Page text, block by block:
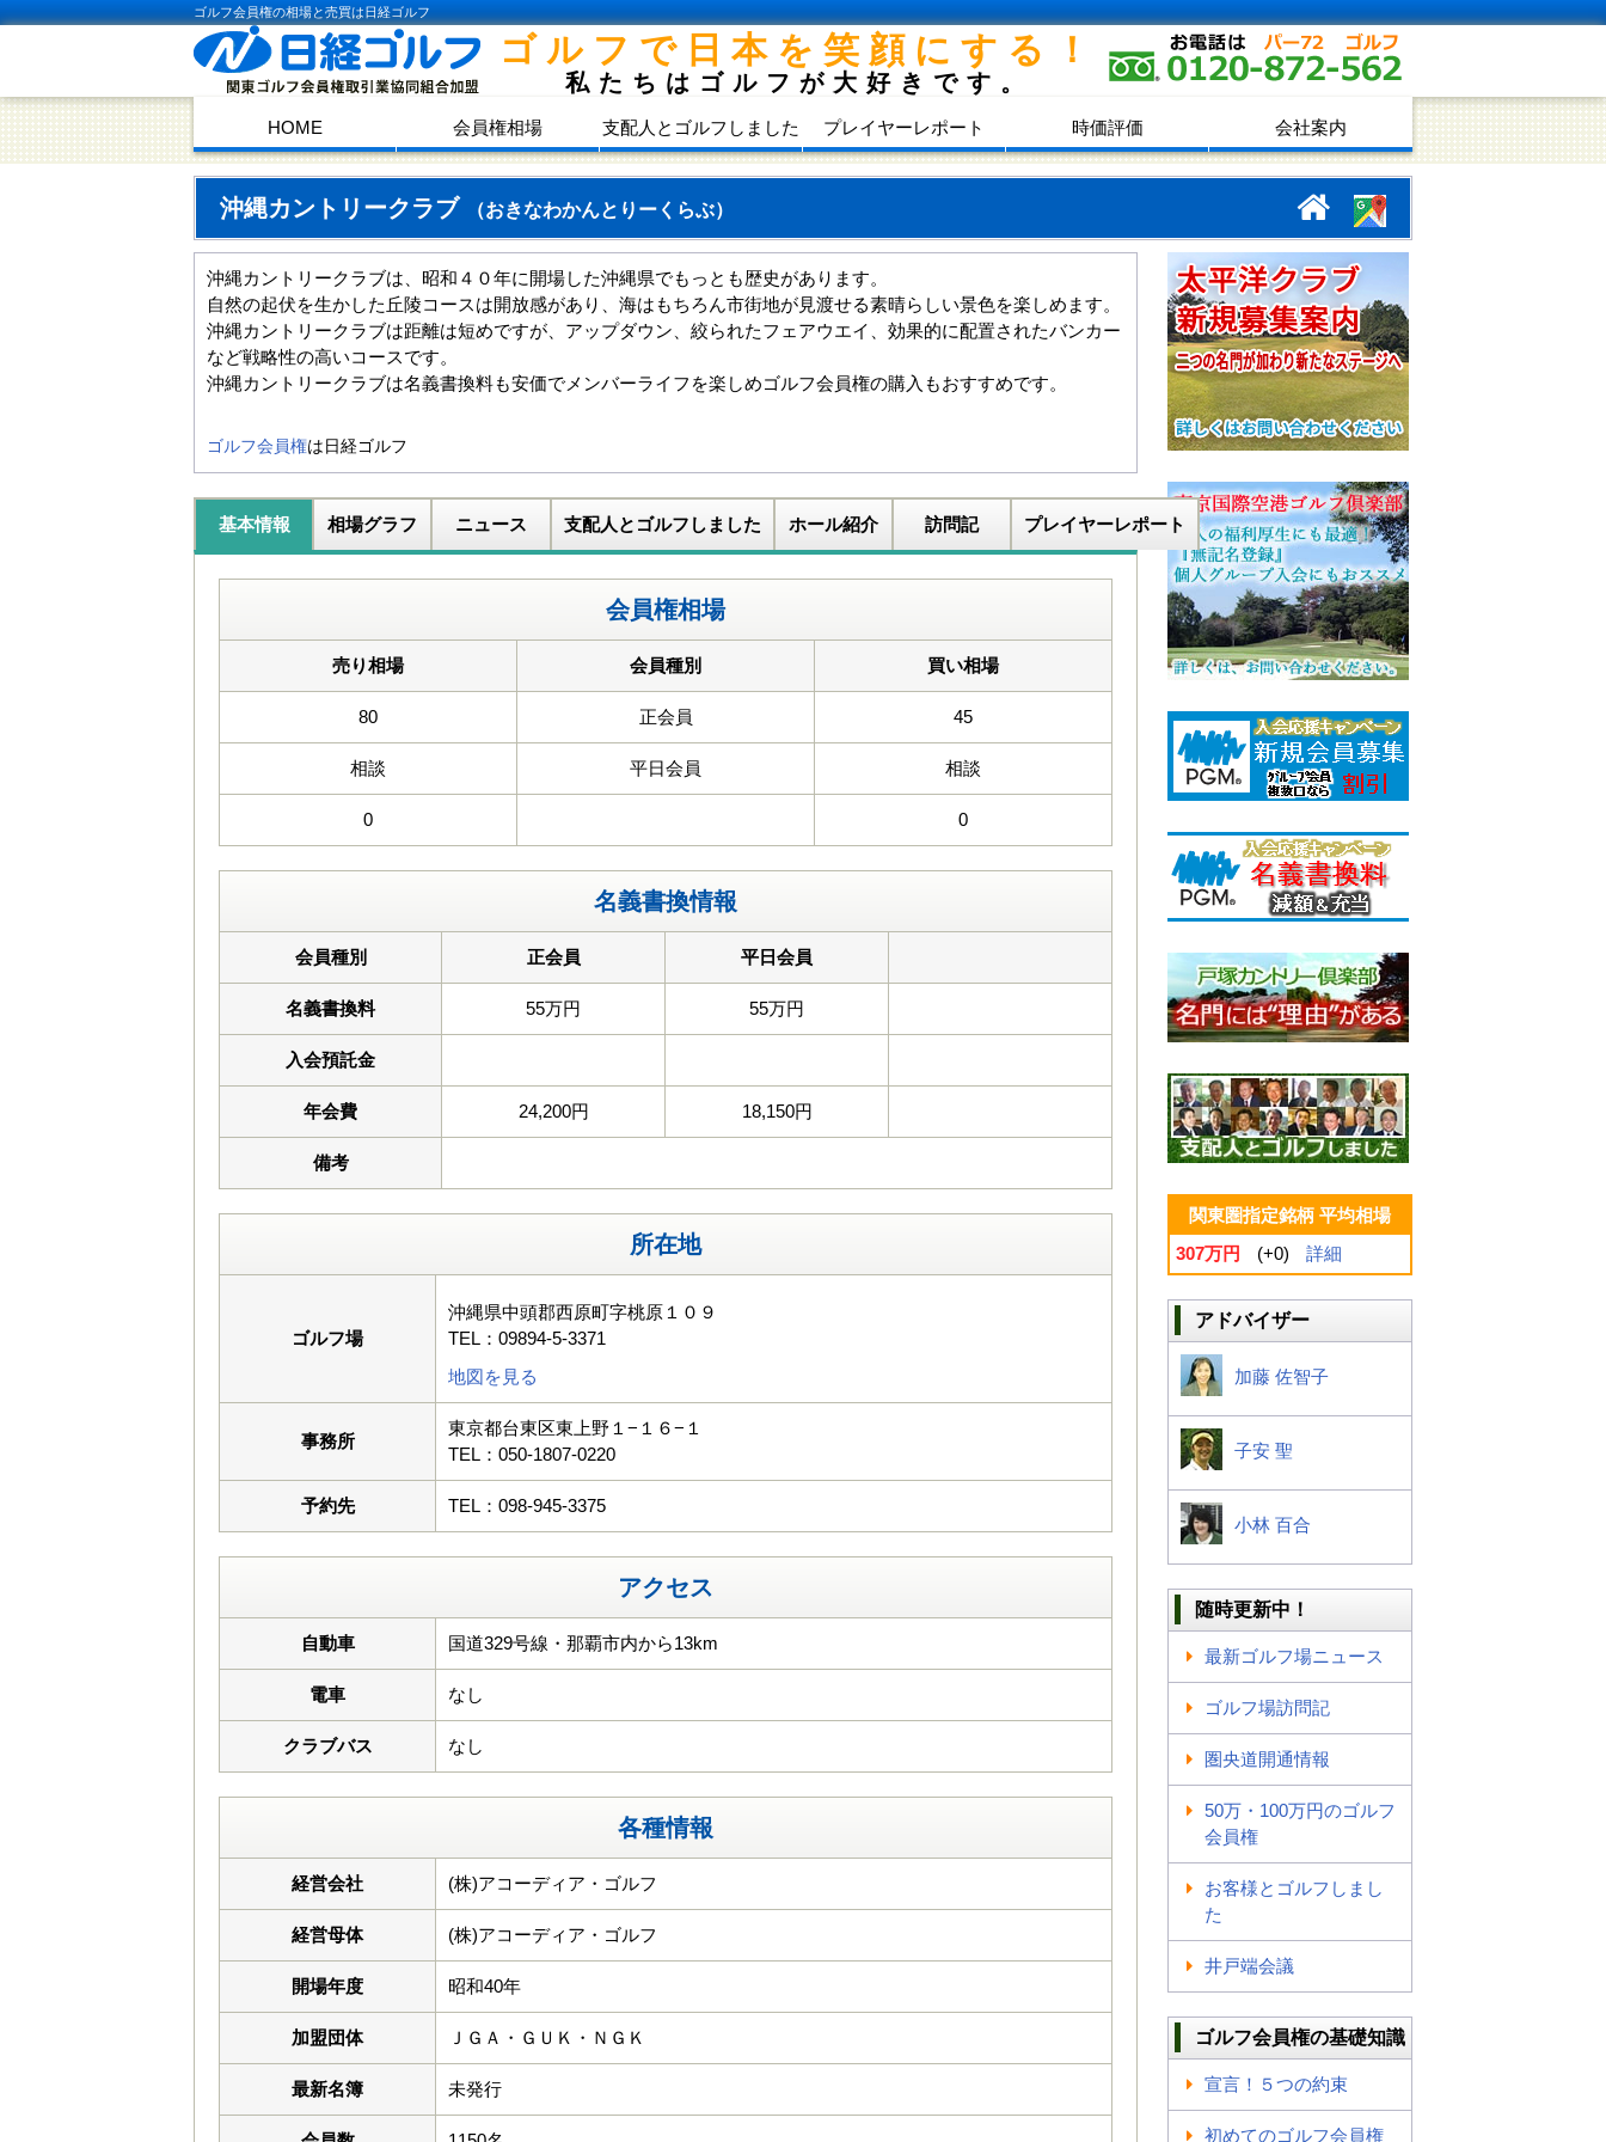
ゴルフ会員権の相場と売買は日経ゴルフ
ゴルフで日本を笑顔にする！
私たちはゴルフが大好きです。
HOME 会員権相場 支配人とゴルフしました プレイヤーレポート 時価評価 会社案内
沖縄カントリークラブ （おきなわかんとりーくらぶ）
沖縄カントリークラブは、昭和４０年に開場した沖縄県でもっとも歴史があります。
自然の起伏を生かした丘陵コースは開放感があり、海はもちろん市街地が見渡せる素晴らしい景色を楽しめます。
沖縄カントリークラブは距離は短めですが、アップダウン、絞られたフェアウエイ、効果的に配置されたバンカー
など戦略性の高いコースです。
沖縄カントリークラブは名義書換料も安価でメンバーライフを楽しめゴルフ会員権の購入もおすすめです。
ゴルフ会員権は日経ゴルフ
基本情報 相場グラフ ニュース 支配人とゴルフしました ホール紹介 訪問記 プレイヤーレポート
会員権相場
売り相場 会員種別 買い相場
80 正会員 45
相談 平日会員 相談
0 0
名義書換情報
会員種別 正会員 平日会員
名義書換料 55万円 55万円
入会預託金
年会費 24,200円 18,150円
備考
所在地
ゴルフ場
沖縄県中頭郡西原町字桃原１０９
TEL：09894-5-3371
地図を見る
事務所
東京都台東区東上野１−１６−１
TEL：050-1807-0220
予約先 TEL：098-945-3375
アクセス
自動車 国道329号線・那覇市内から13km
電車 なし
クラブバス なし
各種情報
経営会社 (株)アコーディア・ゴルフ
経営母体 (株)アコーディア・ゴルフ
開場年度 昭和40年
加盟団体 ＪＧＡ・ＧＵＫ・ＮＧＫ
最新名簿 未発行
関東圏指定銘柄 平均相場
307万円
(+0) 詳細
アドバイザー
加藤 佐智子
子安 聖
小林 百合
随時更新中！
最新ゴルフ場ニュース
ゴルフ場訪問記
圏央道開通情報
50万・100万円のゴルフ
会員権
お客様とゴルフしまし
た
井戸端会議
ゴルフ会員権の基礎知識
宣言！５つの約束
初めてのゴルフ会員権